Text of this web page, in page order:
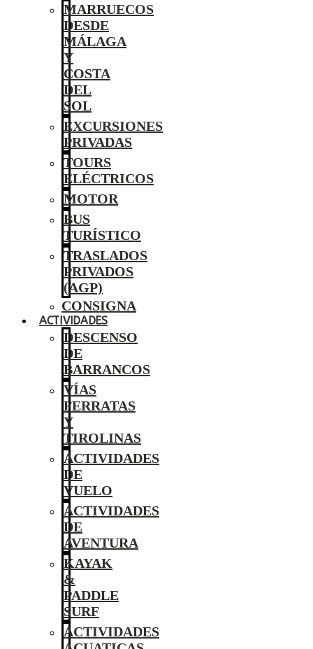
MARRUECOS
DESDE
MÁLAGA
Y
COSTA
DEL
SOL
EXCURSIONES
PRIVADAS
TOURS
ELÉCTRICOS
MOTOR
BUS
TURÍSTICO
TRASLADOS
PRIVADOS
(AGP)
CONSIGNA
ACTIVIDADES
DESCENSO
DE
BARRANCOS
VÍAS
FERRATAS
Y
TIROLINAS
ACTIVIDADES
DE
VUELO
ACTIVIDADES
DE
AVENTURA
KAYAK
&
PADDLE
SURF
ACTIVIDADES